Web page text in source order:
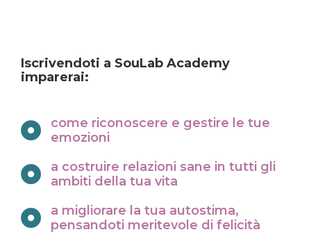
Iscrivendoti a SouLab Academy
imparerai:
come riconoscere e gestire le tue
emozioni
a costruire relazioni sane in tutti gli
ambiti della tua vita
a migliorare la tua autostima,
pensandoti meritevole di felicità